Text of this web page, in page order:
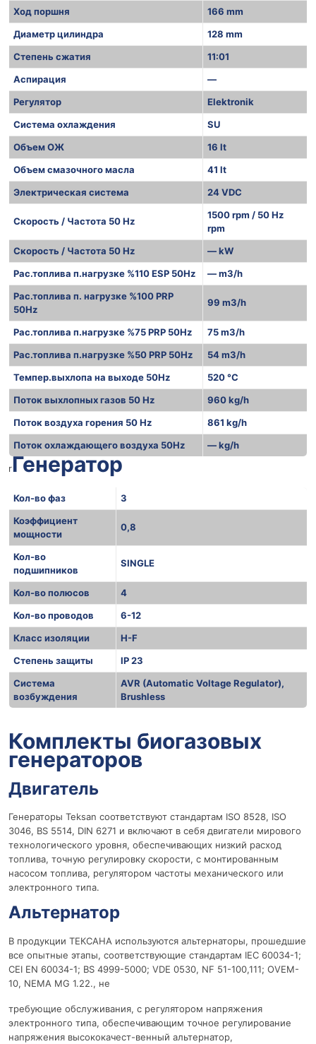
Ход поршня
166 mm
Диаметр цилиндра
128 mm
Степень сжатия
11:01
Аспирация
—
Регулятор
Elektronik
Система охлаждения
SU
Объем ОЖ
16 lt
Объем смазочного масла
41 lt
Электрическая система
24 VDC
Скорость / Частота 50 Hz
1500 rpm / 50 Hz
rpm
Скорость / Частота 50 Hz
— kW
Рас.топлива п.нагрузке %110 ESP 50Hz
— m3/h
Рас.топлива п. нагрузке %100 PRP
50Hz
99 m3/h
Рас.топлива п.нагрузке %75 PRP 50Hz
75 m3/h
Рас.топлива п.нагрузке %50 PRP 50Hz
54 m3/h
Темпер.выхлопа на выходе 50Hz
520 °C
Поток выхлопных газов 50 Hz
960 kg/h
Поток воздуха горения 50 Hz
861 kg/h
Поток охлаждающего воздуха 50Hz
— kg/h
rГенератор
Кол-во фаз
3
Коэффициент
мощности
0,8
Кол-во
подшипников
SINGLE
Кол-во полюсов
4
Кол-во проводов
6-12
Класс изоляции
H-F
Степень защиты
IP 23
Система
возбуждения
AVR (Automatic Voltage Regulator),
Brushless
Комплекты биогазовых
генераторов
Двигатель
Генераторы Teksan соответствуют стандартам ISO 8528, ISO
3046, BS 5514, DIN 6271 и включают в себя двигатели мирового
технологического уровня, обеспечивающих низкий расход
топлива, точную регулировку скорости, с монтированным
насосом топлива, регулятором частоты механического или
электронного типа.
Альтернатор
В продукции ТЕКСАНА используются альтернаторы, прошедшие
все опытные этапы, соответствующие стандартам IEC 60034-1;
CEI EN 60034-1; BS 4999-5000; VDE 0530, NF 51-100,111; OVEM-
10, NEMA MG 1.22., не
требующие обслуживания, с регулятором напряжения
электронного типа, обеспечивающим точное регулирование
напряжения высококачест-венный альтернатор,